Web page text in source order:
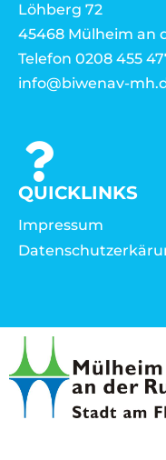
Löhberg 72
45468 Mülheim an
Telefon 0208 455
info@biwenav-
QUICKLINKS
Impressum